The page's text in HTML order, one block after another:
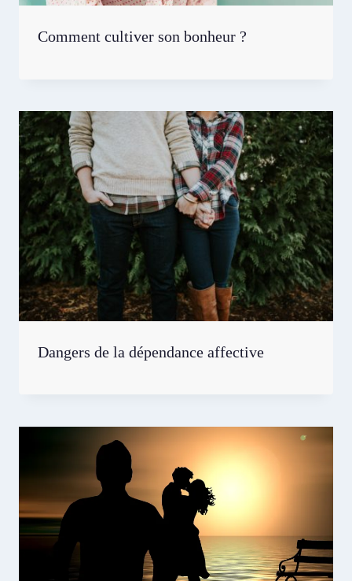
Comment cultiver son bonheur ?
Dangers de la dépendance affective